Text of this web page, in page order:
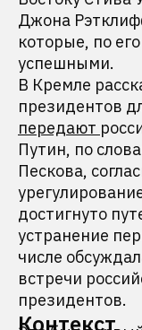
Джона
которые, по
успешными.
В Кремле
президентов
передают
Путин, по
Пескова,
достигнуто
устранение
числе
встречи
президентов.
Контекст